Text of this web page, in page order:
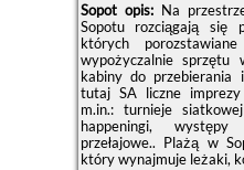
Sopot opis: Na
Sopotu rozciągają się
których
wypożyczalnie sprzętu
kabiny do przebierania
tutaj SA liczne
m.in.: turnieje
happeningi,
przełajowe.. Plażą w
który wynajmuje leżaki,